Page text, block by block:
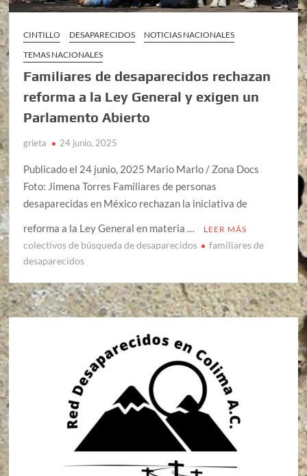
CINTILLO DESAPARECIDOS
NOTICIAS NACIONALES
TEMAS NACIONALES
Familiares de desaparecidos rechazan
reforma a la Ley General y exigen un
Parlamento Abierto
grieta 24 junio, 2025
Publicado el 24 junio, 2025 Mario Marlo / Zona Docs
Foto: Jimena Torres Familiares de personas
desaparecidas en México rechazan la iniciativa de
reforma a la Ley General en materia …
LEER MÁS
colectivos de búsqueda de desaparecidos
familiares de
desaparecidos